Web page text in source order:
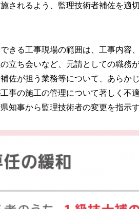
されるよう、監理技術者補佐を適
きる工事現場の範囲は、工事内容
立ち会いなど、元請としての職務
佐が担う業務等について、あらか
事の施工の管理について著しく不
事から監理技術者の変更を指示